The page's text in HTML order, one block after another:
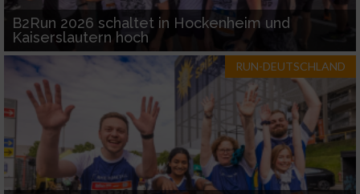
B2Run 2026 schaltet in Hockenheim und
Kaiserslautern hoch
RUN-DEUTSCHLAND